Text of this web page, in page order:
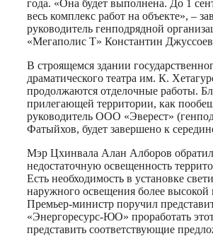
года. «Она будет выполнена. До 1
весь комплекс работ на объекте», –
руководитель генподрядной
«Мегаполис Т» Константин
В строящемся здании
драматического театра им. К.
продолжаются отделочные работы.
прилегающей территории, как
руководитель ООО «Эверест»
Фатыйхов, будет завершено к
Мэр Цхинвала Алан Алборов
недостаточную освещенность
Есть необходимость в установке
наружного освещения более
Премьер-министр поручил
«Энергоресурс-ЮО» проработать
представить соответствующие